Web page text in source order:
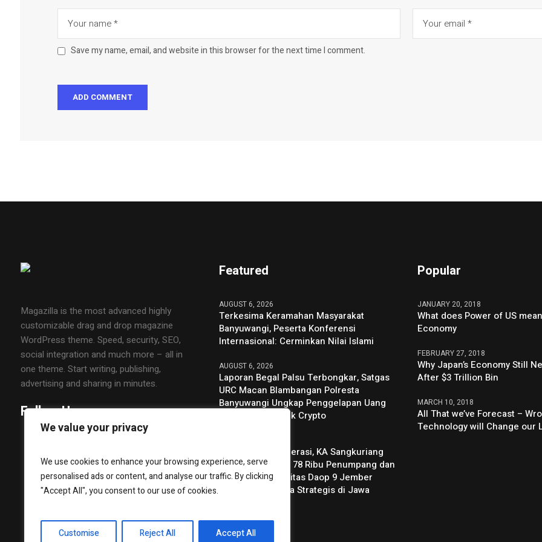
We value your privacy
We use cookies to enhance your browsing experience, serve
personalised ads or content, and analyse our traffic. By clicking
"Accept All", you consent to our use of cookies.
Customise Reject All Accept All
Save my name, email, and website in this browser for the next time I comment.
Magazilla is the most advanced highly
customizable drag and drop magazine
WordPress theme. Speed, security, SEO,
social integration and much more – all in
one theme. Start writing, publishing,
advertising and sharing in minutes.
Follow Us
Featured
AUGUST 6, 2026
Terkesima Keramahan Masyarakat
Banyuwangi, Peserta Konferensi
Internasional: Cerminkan Nilai Islami
AUGUST 6, 2026
Laporan Begal Palsu Terbongkar, Satgas
URC Macan Blambangan Polresta
Banyuwangi Ungkap Penggelapan Uang
Perusahaan untuk Crypto
Tiga Bulan Beroperasi, KA Sangkuriang
Layani Lebih dari 78 Ribu Penumpang dan
Perkuat Konektivitas Daop 9 Jember
dengan Kota-Kota Strategis di Jawa
Popular
JANUARY 20, 2018
What does Power of US
Economy
FEBRUARY 27, 2018
Why Japan’s Economy Still
After $3 Trillion Bin
MARCH 10, 2018
All That we’ve Forecast –
Technology will Change our